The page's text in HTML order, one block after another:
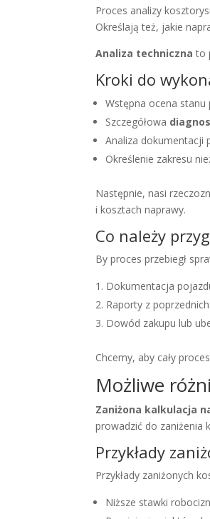
Proces analizy
Określają też, jakie
Analiza techniczna to
Kroki do
Wstępna ocena stanu
Szczegółowa
Analiza dokumentacji
Określenie zakresu
Następnie, nasi
i kosztach naprawy.
Co należy
By proces przebiegł
Dokumentacja
Raporty z
Dowód zakupu lub
Chcemy, aby cały
Możliwe
Zaniżona kalkulacja
prowadzić do zaniżenia
Przykłady
Przykłady zaniżonych
Niższe stawki